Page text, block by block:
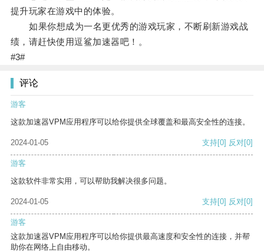
提升玩家在游戏中的体验。
如果你想成为一名更优秀的游戏玩家，不断刷新游戏战
绩，请赶快使用逗鲨加速器吧！。
#3#
评论
游客
这款加速器VPM应用程序可以给你提供全球覆盖和最高安全性的连接。
2024-01-05 支持[0] 反对[0]
游客
这款软件非常实用，可以帮助我解决很多问题。
2024-01-05 支持[0] 反对[0]
游客
这款加速器VPM应用程序可以给你提供最高速度和安全性的连接，并帮
助你在网络上自由移动。